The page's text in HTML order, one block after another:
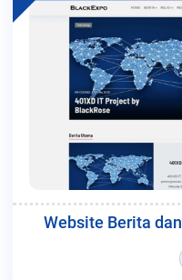
Website Berita